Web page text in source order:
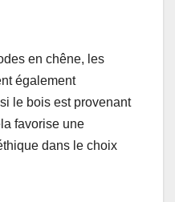
en chêne, les
également
le bois est provenant
favorise une
dans le choix